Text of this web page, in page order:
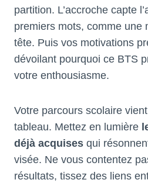
partition. L’accroche capte
premiers mots, comme une
tête. Puis vos motivations
dévoilant pourquoi ce BTS
votre enthousiasme.
Votre parcours scolaire
tableau. Mettez en lumière
déjà acquises qui
visée. Ne vous contentez
résultats, tissez des liens